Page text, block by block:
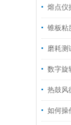
熔点仪
锥板粘
磨耗测
数字旋
热鼓风
如何操